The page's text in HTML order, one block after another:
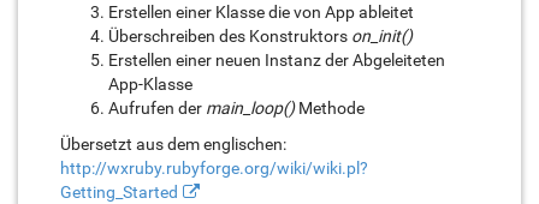
Erstellen einer Klasse die von App ableitet
Überschreiben des Konstruktors on_init()
Erstellen einer neuen Instanz der Abgeleiteten
App-Klasse
Aufrufen der main_loop()Methode
Übersetzt aus dem englischen:
http://wxruby.rubyforge.org/wiki/wiki.pl?
Getting_Started